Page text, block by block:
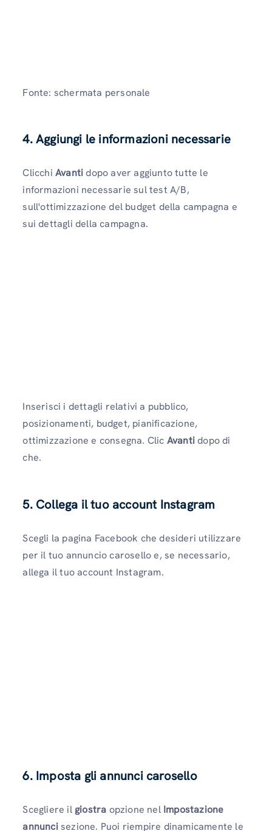
Fonte: schermata personale
4. Aggiungi le informazioni necessarie
Clicchi Avantidopo aver aggiunto tutte le
informazioni necessarie sul test A/B,
sull'ottimizzazione del budget della campagna e
sui dettagli della campagna.
Inserisci i dettagli relativi a pubblico,
posizionamenti, budget, pianificazione,
ottimizzazione e consegna. Clic Avantidopo di
che.
5. Collega il tuo account Instagram
Scegli la pagina Facebook che desideri utilizzare
per il tuo annuncio carosello e, se necessario,
allega il tuo account Instagram.
6. Imposta gli annunci carosello
Scegliere il giostra opzione nel Impostazione
annuncisezione. Puoi riempire dinamicamente le